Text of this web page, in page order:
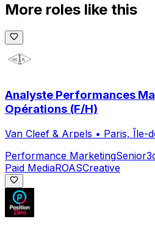
More roles like this
Analyste Performances
Opérations (F/H)
Van Cleef & Arpels • Paris, Île-
Performance MarketingSenior
Paid MediaROASCreative